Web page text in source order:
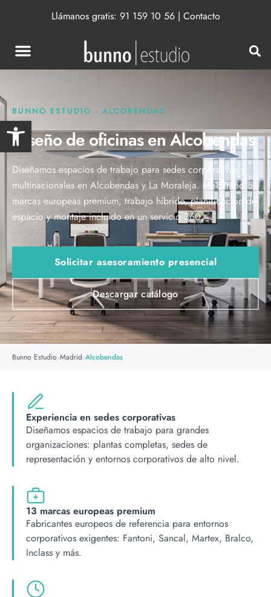
Abrir barra de herramientas
Llámanos gratis: 91 159 10 56| Contacto
BUNNO ESTUDIO · ALCOBENDAS
Diseño de oficinas en Alcobendas
Diseñamos espacios de trabajo para sedes corporativas y
multinacionales en Alcobendas y La Moraleja. Mobiliario de
marcas europeas premium, trabajo híbrido, planificación del
espacio y montaje incluido en un servicio 360.
Solicitar asesoramiento presencial
Descargar catálogo
Bunno Estudio›Madrid›Alcobendas
Experiencia en sedes corporativas
Diseñamos espacios de trabajo para grandes
organizaciones: plantas completas, sedes de
representación y entornos corporativos de alto nivel.
13 marcas europeas premium
Fabricantes europeos de referencia para entornos
corporativos exigentes: Fantoni, Sancal, Martex, Bralco,
Inclass y más.